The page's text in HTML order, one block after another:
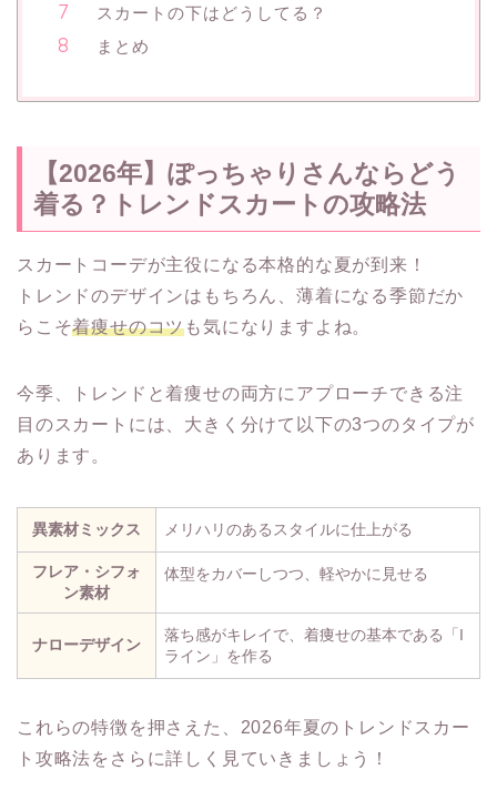
スカートの下はどうしてる？
まとめ
【2026年】ぽっちゃりさんならどう
着る？トレンドスカートの攻略法
スカートコーデが主役になる本格的な夏が到来！
トレンドのデザインはもちろん、薄着になる季節だか
らこそ着痩せのコツも気になりますよね。
今季、トレンドと着痩せの両方にアプローチできる注
目のスカートには、大きく分けて以下の3つのタイプが
あります。
異素材ミックス メリハリのあるスタイルに仕上がる
フレア・シフォ
ン素材
体型をカバーしつつ、軽やかに見せる
ナローデザイン
落ち感がキレイで、着痩せの基本である「I
ライン」を作る
これらの特徴を押さえた、2026年夏のトレンドスカー
ト攻略法をさらに詳しく見ていきましょう！